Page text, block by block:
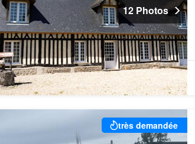
12 Photos
très demandée